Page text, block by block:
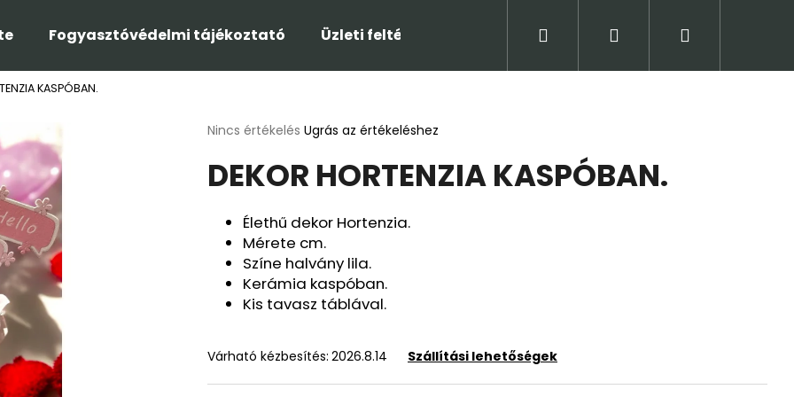
Fogyasztóvédelmi tájékoztató Üzleti feltételek (ÁSZF) Adatkezelési tájékoztató
Keresés Bejelentkezés
KASPÓBAN.
A
átlagos
értékelése
csillag.
Nincs értékelés Ugrás az értékeléshez
DEKOR HORTENZIA KASPÓBAN.
Élethű dekor Hortenzia.
Mérete cm.
Színe halvány lila.
Kerámia kaspóban.
Kis tavasz táblával.
Várható kézbesítés: 2026.8.14 Szállítási lehetőségek
Mit keres?
KERESÉS